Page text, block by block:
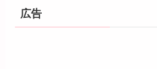
広告